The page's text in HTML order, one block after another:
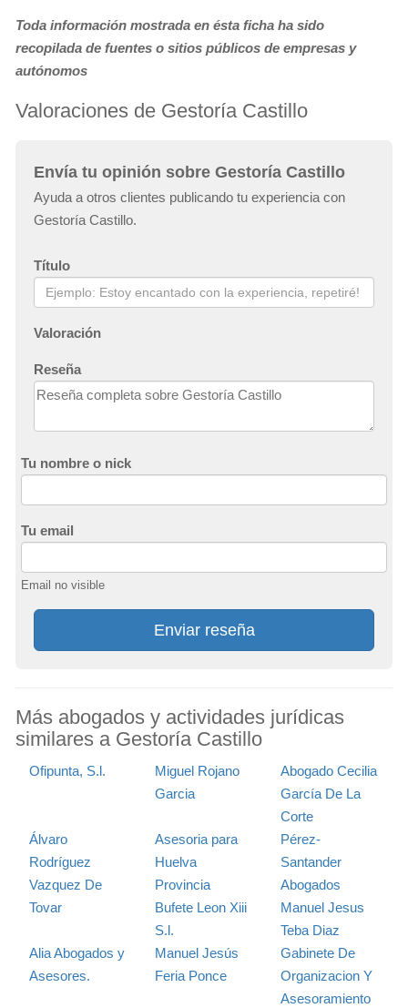
Toda información mostrada en ésta ficha ha sido
recopilada de fuentes o sitios públicos de empresas y
autónomos
Valoraciones de Gestoría Castillo
Envía tu opinión sobre Gestoría Castillo
Ayuda a otros clientes publicando tu experiencia con
Gestoría Castillo.
Título
Valoración
Reseña
Tu nombre o nick
Tu email
Email no visible
Enviar reseña
Más abogados y actividades jurídicas
similares a Gestoría Castillo
Ofipunta, S.l.
Miguel Rojano
Garcia
Abogado Cecilia
García De La
Corte
Álvaro
Rodríguez
Vazquez De
Tovar
Asesoria para
Huelva
Provincia
Pérez-
Santander
Abogados
Bufete Leon Xiii
S.l.
Manuel Jesus
Teba Diaz
Alia Abogados y
Asesores.
Manuel Jesús
Feria Ponce
Gabinete De
Organizacion Y
Asesoramiento